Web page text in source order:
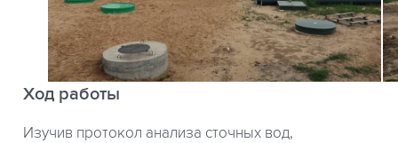
Ход работы
Изучив протокол анализа сточных вод,